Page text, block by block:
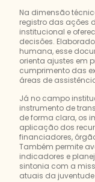
Na dimensão
registro das ações
institucional e
decisões.
humana, esse
orienta ajustes em
cumprimento das
áreas de
Já no campo
instrumento de
de forma clara, os
aplicação dos
financiadores,
Também permite
indicadores e
sintonia com a
atuais da